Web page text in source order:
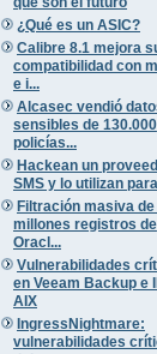
¿Qué es un ASIC?
Calibre 8.1 mejora
compatibilidad con
e i...
Alcasec vendió
sensibles de 130.000
policías...
Hackean un
SMS y lo utilizan
Filtración masiva de
millones registros de
Oracl...
Vulnerabilidades
en Veeam Backup e
AIX
IngressNightmare:
vulnerabilidades